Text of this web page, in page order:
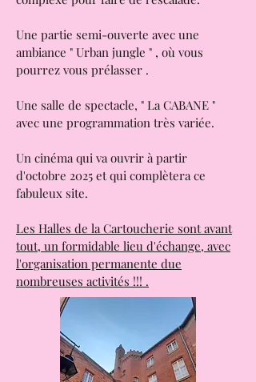
vous restaurer en dégustant toutes les
cuisines du monde.
Une partie dédiée à la pratique de
nombreux sports, avec un magnifique
complexe pour faire de l'escalade.
Une partie semi-ouverte avec une
ambiance " Urban jungle " , où vous
pourrez vous prélasser .
Une salle de spectacle, " La CABANE "
avec une programmation très variée.
Un cinéma qui va ouvrir à partir
d'octobre 2025 et qui complètera ce
fabuleux site.
Les Halles de la Cartoucherie sont avant
tout, un formidable lieu d'échange, avec
l'organisation permanente due
nombreuses activités !!! .